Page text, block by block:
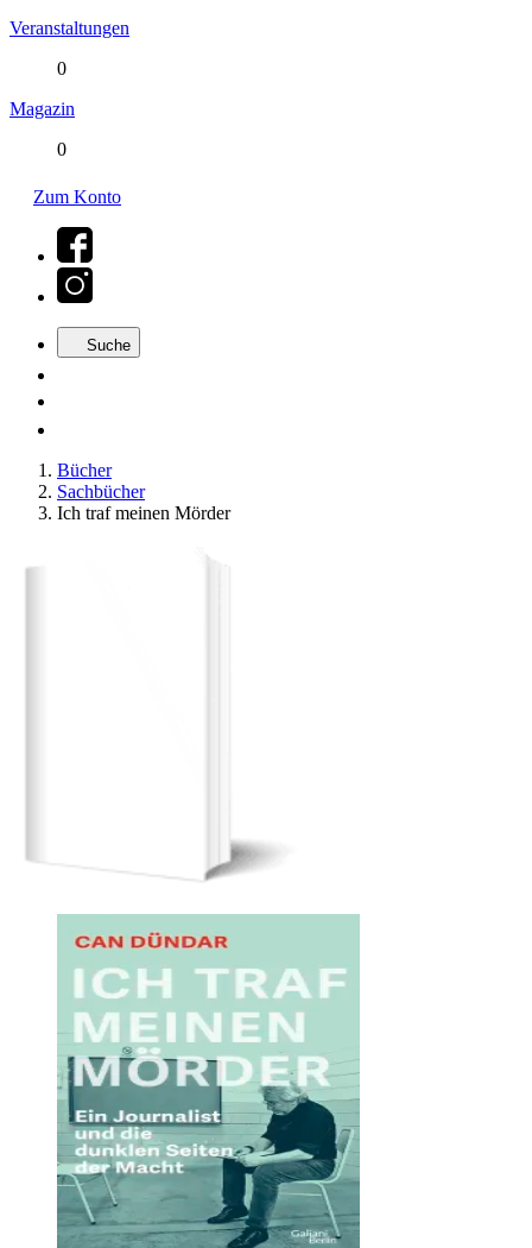
Veranstaltungen
0
Magazin
0
Zum Konto
Suche
Bücher
Sachbücher
Ich traf meinen Mörder